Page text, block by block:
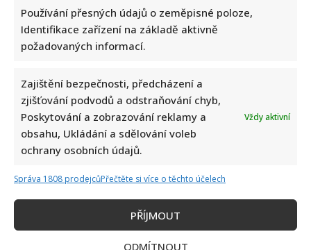
Používání přesných údajů o zeměpisné poloze,
Identifikace zařízení na základě aktivně
požadovaných informací.
Zajištění bezpečnosti, předcházení a
zjišťování podvodů a odstraňování chyb,
Poskytování a zobrazování reklamy a
obsahu, Ukládání a sdělování voleb
ochrany osobních údajů.
Vždy aktivní
Správa 1808 prodejcůPřečtěte si více o těchto účelech
PŘÍJMOUT
ODMÍTNOUT
nemůže
dostat
z
hlavy
tělo. Pochlubila se odvážnou fotkou v plavkách
Richard Touš 22. 8. 2025
Roky bojovala s kily navíc, teď se může pochlubit
figurou snů. Oblíbená herečka Patricie Solaříková
prozradila, kolik...
VíceRead
about
Patricie
Stránkování
Předchozí 1 2 3 4 5 … 8 Další